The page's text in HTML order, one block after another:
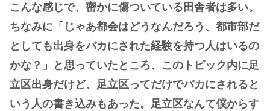
こんな感じで、密かに傷ついている田舎者は多い。
ちなみに「じゃあ都会はどうなんだろう、都市部だ
としても出身をバカにされた経験を持つ人はいるの
かな？」と思っていたところ、このトピック内に足
立区出身だけど、足立区ってだけでバカにされると
いう人の書き込みもあった。足立区なんて僕からす